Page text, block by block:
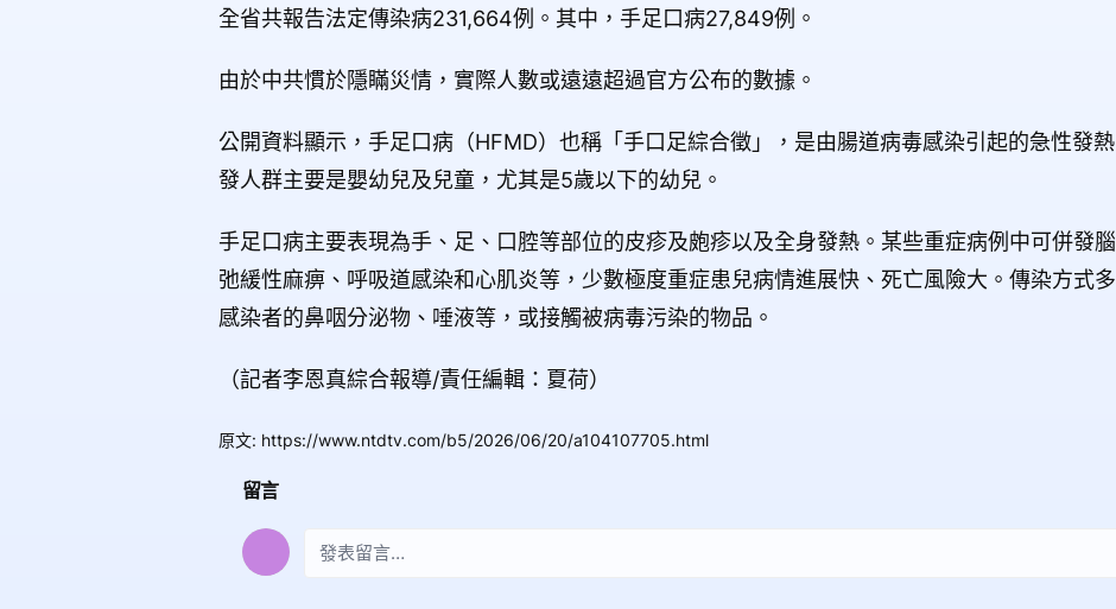
全省共報告法定傳染病231,664例。其中，手足口病27,849例。
由於中共慣於隱瞞災情，實際人數或遠遠超過官方公布的數據。
公開資料顯示，手足口病（HFMD）也稱「手口足綜合徵」，是由腸道病毒感染引起的急性發
發人群主要是嬰幼兒及兒童，尤其是5歲以下的幼兒。
手足口病主要表現為手、足、口腔等部位的皮疹及皰疹以及全身發熱。某些重症病例中可併發
弛緩性麻痹、呼吸道感染和心肌炎等，少數極度重症患兒病情進展快、死亡風險大。傳染方式
感染者的鼻咽分泌物、唾液等，或接觸被病毒污染的物品。
（記者李恩真綜合報導/責任編輯：夏荷）
原文: https://www.ntdtv.com/b5/2026/06/20/a104107705.html
留言